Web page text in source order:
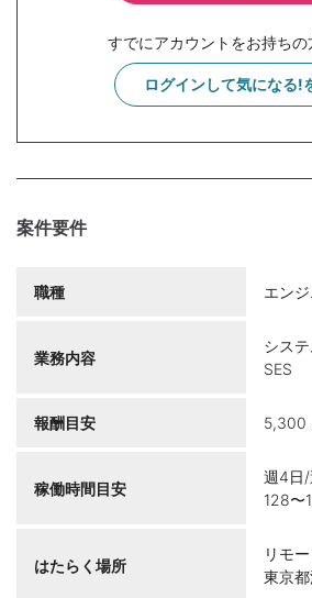
すでにアカウントをお持ちの
ログインして気になる!
案件要件
職種 エン
業務内容
シス
SES
報酬目安 5,300
稼働時間目安
週4日/
128〜
はたらく場所
リモ
東京都